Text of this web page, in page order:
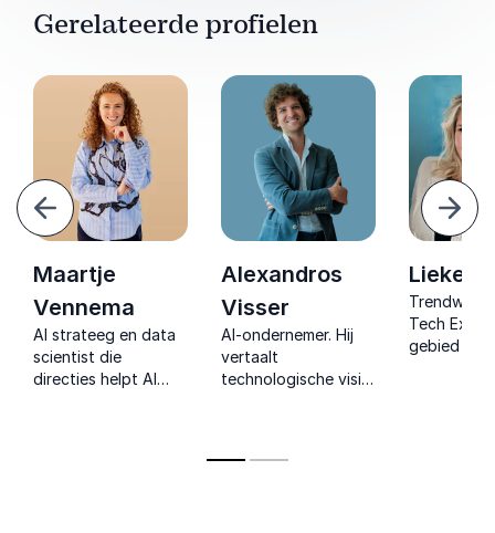
Gerelateerde profielen
Maartje
Vennema
AI strateeg en data
scientist die
directies helpt AI
Alexandros
Visser
AI-ondernemer. Hij
vertaalt
technologische visie
vandaag al met de
Lieke
Tech
gebied van